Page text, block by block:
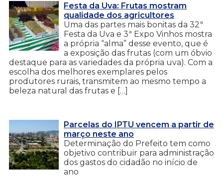
Festa da Uva: Frutas mostram
qualidade dos agricultores
Uma das partes mais bonitas da 32ª
Festa da Uva e 3ª Expo Vinhos mostra
a própria “alma” desse evento, que é
a exposição das frutas (com um óbvio
destaque para as variedades da própria uva). Com a
escolha dos melhores exemplares pelos
produtores rurais, transmitem ao mesmo tempo a
beleza natural das frutas e […]
Parcelas do IPTU vencem a partir de
março neste ano
Determinação do Prefeito tem como
objetivo contribuir para administração
dos gastos do cidadão no início de
ano